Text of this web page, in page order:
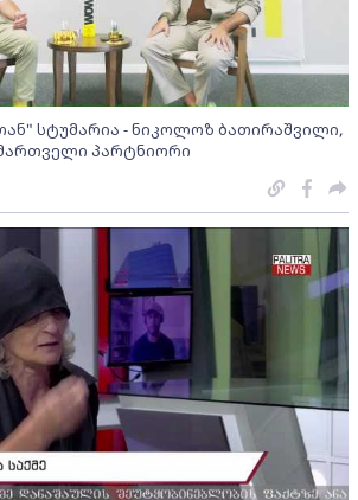
სტუმარია - ნიკოლოზ ბათირაშვილი,
პარტნიორი